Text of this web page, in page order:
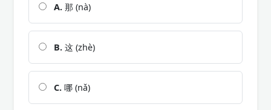
A. 那 (nà)
B. 这 (zhè)
C. 哪 (nǎ)